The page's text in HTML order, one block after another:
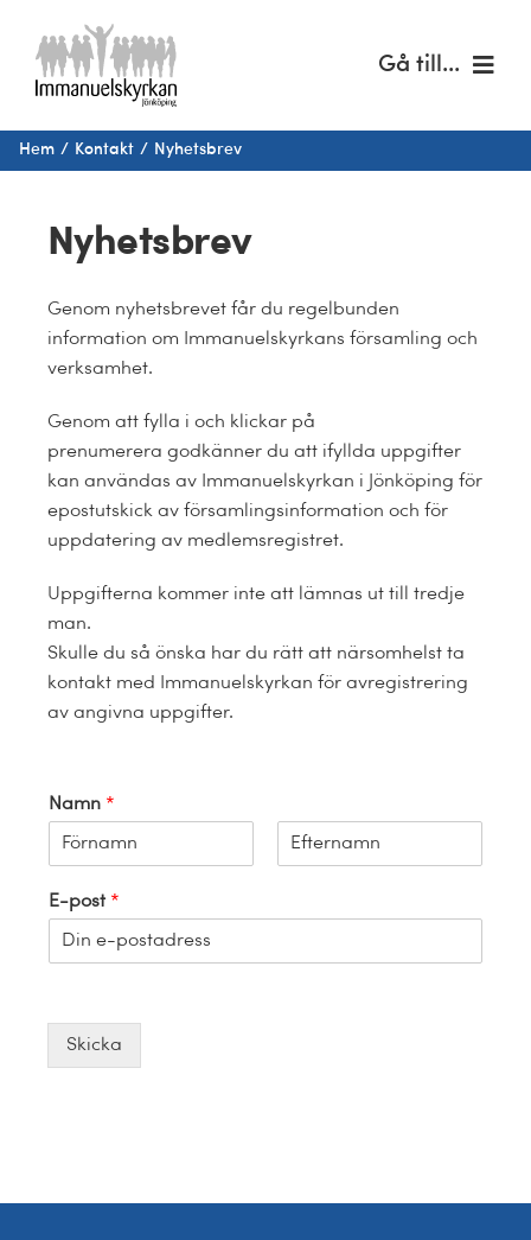
innehållet
Gå till...
Hem
Barn & unga
Nyheter
Kalender
Kontakt
العربية / Arabic
Hem Kontakt Nyhetsbrev
Nyhetsbrev
Genom nyhetsbrevet får du regelbunden
information om Immanuelskyrkans församling och
verksamhet.
Genom att fylla i och klickar på
prenumerera godkänner du att ifyllda uppgifter
kan användas av Immanuelskyrkan i Jönköping för
epostutskick av församlingsinformation och för
uppdatering av medlemsregistret.
Uppgifterna kommer inte att lämnas ut till tredje
man.
Skulle du så önska har du rätt att närsomhelst ta
kontakt med Immanuelskyrkan för avregistrering
av angivna uppgifter.
Namn *
ö
r
E-post *
Skicka